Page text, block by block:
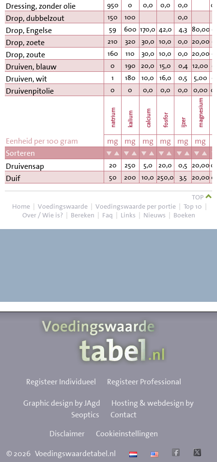
Dressing, zonder olie 950 0 0,0 0,0 0,0
Drop, dubbelzout 150 100 0,0
Drop, Engelse 59 600 170,0 42,0 4,3 80,00
Drop, zoete 210 320 30,0 10,0 0,0 20,00
Drop, zoute 160 110 30,0 10,0 0,0 20,00
Druiven, blauw 0 190 20,0 15,0 0,4 12,00
Druiven, wit 1 180 10,0 16,0 0,5 5,00
Druivenpitolie 0 0 0,0 0,0 0,0 0,00
natrium kalium calcium fosfor ijzer magnesium
Eenheid per 100 gram mg mg mg mg mg mg
Sorteren
Druivensap
20 250 5,0 20,0 0,5 20,00
Duif 50 200 10,0 250,0 3,5 20,00
TOP
Home | Voedingswaarde | Voedingswaarde per portie | Top 10 |
Over / Wie is? | Bereken | Faq | Links | Nieuws | Boeken
Registeer Individueel Registeer Professional
Graphic design by JAgd
Hosting & webdesign by
Seoptics
Contact
Disclaimer
Cookieinstellingen
©2026 Voedingswaardetabel.nl